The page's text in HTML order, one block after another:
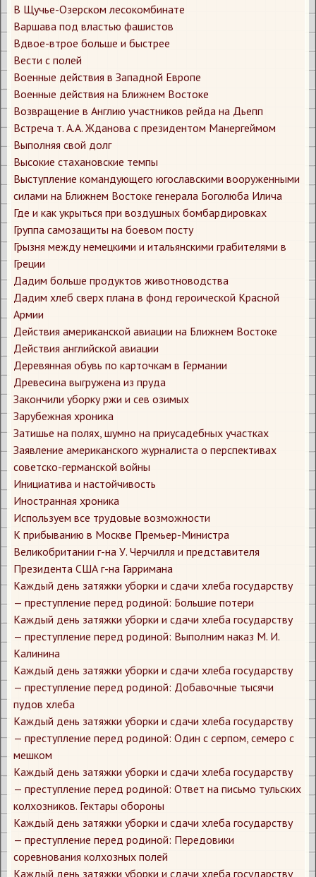
В Щучье-Озерском лесокомбинате
Варшава под властью фашистов
Вдвое-втрое больше и быстрее
Вести с полей
Военные действия в Западной Европе
Военные действия на Ближнем Востоке
Возвращение в Англию участников рейда на Дьепп
Встреча т. А.А. Жданова с президентом Манергеймом
Выполняя свой долг
Высокие стахановские темпы
Выступление командующего югославскими вооруженными
силами на Ближнем Востоке генерала Боголюба Илича
Где и как укрыться при воздушных бомбардировках
Группа самозащиты на боевом посту
Грызня между немецкими и итальянскими грабителями в
Греции
Дадим больше продуктов животноводства
Дадим хлеб сверх плана в фонд героической Красной
Армии
Действия американской авиации на Ближнем Востоке
Действия английской авиации
Деревянная обувь по карточкам в Германии
Древесина выгружена из пруда
Закончили уборку ржи и сев озимых
Зарубежная хроника
Затишье на полях, шумно на приусадебных участках
Заявление американского журналиста о перспективах
советско-германской войны
Инициатива и настойчивость
Иностранная хроника
Используем все трудовые возможности
К прибыванию в Москве Премьер-Министра
Великобритании г-на У. Черчилля и представителя
Президента США г-на Гарримана
Каждый день затяжки уборки и сдачи хлеба государству
— преступление перед родиной: Большие потери
Каждый день затяжки уборки и сдачи хлеба государству
— преступление перед родиной: Выполним наказ М. И.
Калинина
Каждый день затяжки уборки и сдачи хлеба государству
— преступление перед родиной: Добавочные тысячи
пудов хлеба
Каждый день затяжки уборки и сдачи хлеба государству
— преступление перед родиной: Один с серпом, семеро с
мешком
Каждый день затяжки уборки и сдачи хлеба государству
— преступление перед родиной: Ответ на письмо тульских
колхозников. Гектары обороны
Каждый день затяжки уборки и сдачи хлеба государству
— преступление перед родиной: Передовики
соревнования колхозных полей
Каждый день затяжки уборки и сдачи хлеба государству